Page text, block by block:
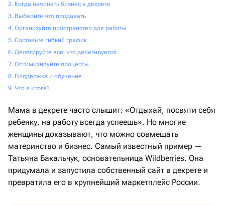
Когда начинать бизнес в декрете
Выберите что продавать
Организуйте пространство для работы
Составьте гибкий график
Делегируйте все, что делегируется
Оптимизируйте процессы
Поддержка и обучение
Что в итоге?
Мама в декрете часто слышит: «Отдыхай, посвяти себя
ребенку, на работу всегда успеешь». Но многие
женщины доказывают, что можно совмещать
материнство и бизнес. Самый известный пример —
Татьяна Бакальчук, основательница Wildberries. Она
придумала и запустила собственный сайт в декрете и
превратила его в крупнейший маркетплейс России.